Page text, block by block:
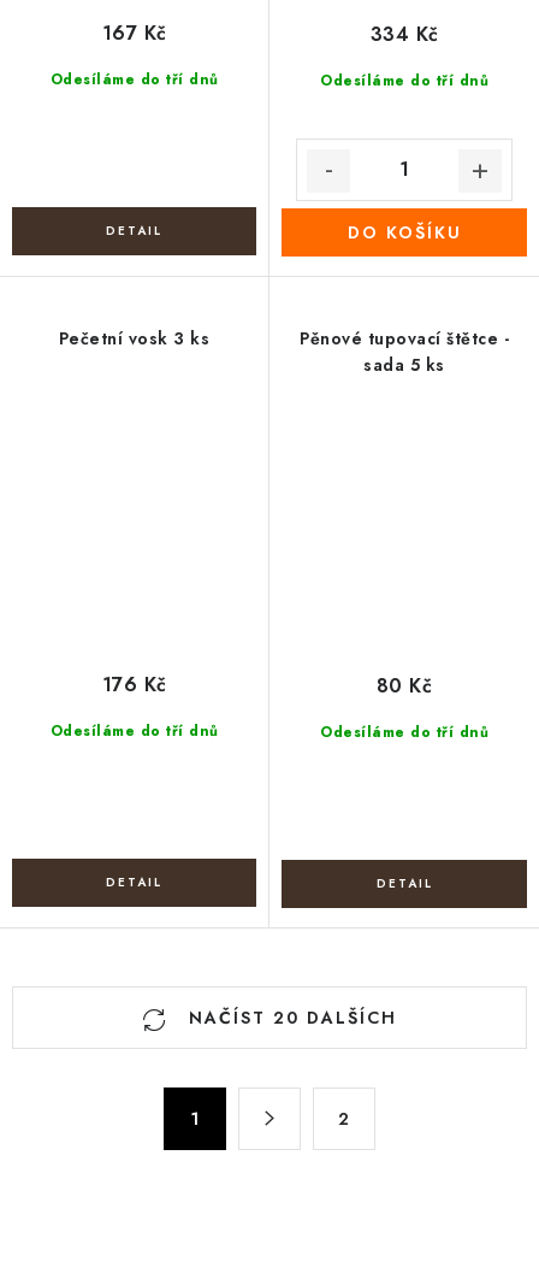
Odesíláme do tří dnů
167 Kč
Odesíláme do tří dnů
334 Kč
DO KOŠÍKU
Pečetní vosk 3 ks
Odesíláme do tří dnů
176 Kč
Pěnové tupovací štětce -
sada 5 ks
Odesíláme do tří dnů
80 Kč
O
NAČÍST 20 DALŠÍCH
1 2